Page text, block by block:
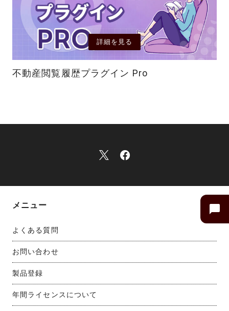
詳細を見る
不動産閲覧履歴プラグイン Pro
メニュー
よくある質問
お問い合わせ
製品登録
年間ライセンスについて